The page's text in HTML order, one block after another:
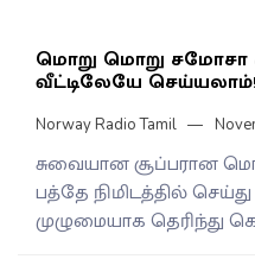
மொறு மொறு சமோசா
வீட்டிலேயே செய்யலாம்!
Norway Radio Tamil
சுவையான சூப்பரான
பத்தே நிமிடத்தில்
முழுமையாக தெரிந்து